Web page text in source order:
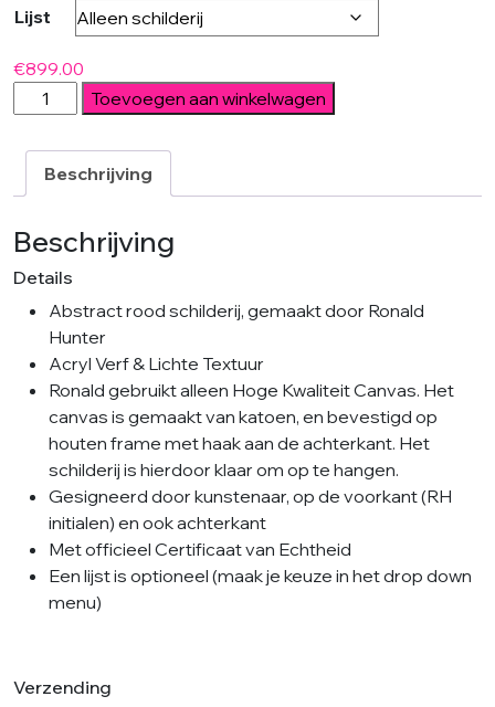
Lijst
€899.00
Boiling
Bubbles
South
aantal
Toevoegen aan winkelwagen
Beschrijving
Beschrijving
Details
Abstract rood schilderij, gemaakt door Ronald
Hunter
Acryl Verf & Lichte Textuur
Ronald gebruikt alleen Hoge Kwaliteit Canvas. Het
canvas is gemaakt van katoen, en bevestigd op
houten frame met haak aan de achterkant. Het
schilderij is hierdoor klaar om op te hangen.
Gesigneerd door kunstenaar, op de voorkant (RH
initialen) en ook achterkant
Met officieel Certificaat van Echtheid
Een lijst is optioneel (maak je keuze in het drop down
menu)
Verzending